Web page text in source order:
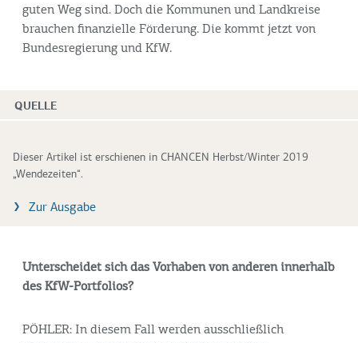
guten Weg sind. Doch die Kommunen und Landkreise
brauchen finanzielle Förderung. Die kommt jetzt von
Bundesregierung und KfW.
QUELLE
Dieser Artikel ist erschienen in CHANCEN Herbst/Winter 2019
„Wendezeiten“.
Zur Ausgabe
Unterscheidet sich das Vorhaben von anderen innerhalb
des KfW-Portfolios?
PÖHLER: In diesem Fall werden ausschließlich